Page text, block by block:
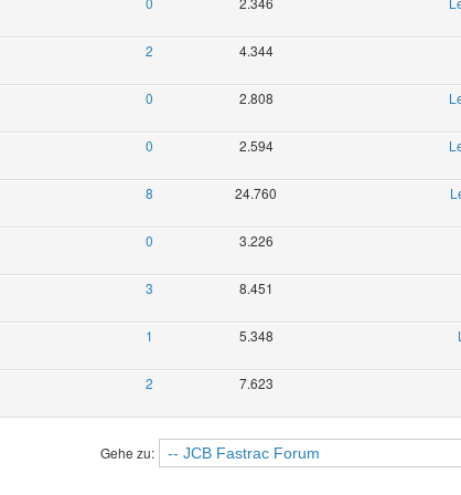
2 4.344
0 2.808
0 2.594
8 24.760
0 3.226
3 8.451
1 5.348
2 7.623
Gehe zu: